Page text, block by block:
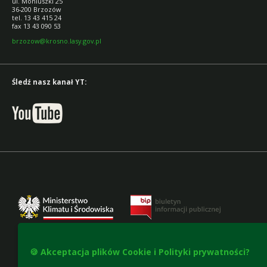
36-200 Brzozów
tel. 13 43 415 24
fax 13 43 090 53
brzozow@krosno.lasy.gov.pl
Śledź nasz kanał YT:
🍪 Akceptacja plików Cookie i Polityki prywatności?